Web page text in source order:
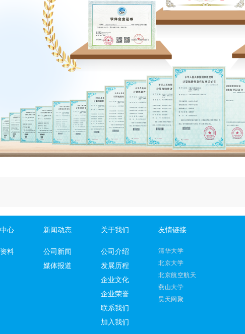
心
料
新闻动态
公司新闻
媒体报道
关于我们
公司介绍
发展历程
企业文化
企业荣誉
联系我们
加入我们
友情链接
清华大学
北京大学
北京航空航天
燕山大学
昊天网聚